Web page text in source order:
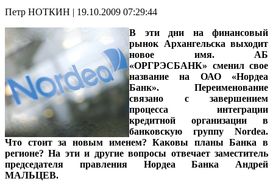
Петр НОТКИН | 19.10.2009 07:29:44
В эти дни на финансовый
рынок Архангельска выходит
новое имя.
АБ
«ОРГРЭСБАНК» сменил свое
название на ОАО «Нордеа
Банк». Переименование
связано с завершением
процесса интеграции
кредитной организации в
банковскую группу Nordea.
Что стоит за новым именем? Каковы планы Банка в
регионе? На эти и другие вопросы отвечаетзаместитель
председателя правления Нордеа Банка Андрей
МАЛЬЦЕВ.